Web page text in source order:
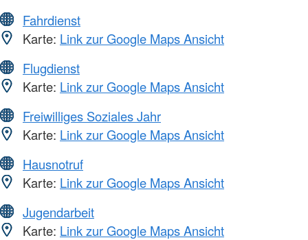
Fahrdienst
Karte: Link zur Google Maps Ansicht
Flugdienst
Karte: Link zur Google Maps Ansicht
Freiwilliges Soziales Jahr
Karte: Link zur Google Maps Ansicht
Hausnotruf
Karte: Link zur Google Maps Ansicht
Jugendarbeit
Karte: Link zur Google Maps Ansicht